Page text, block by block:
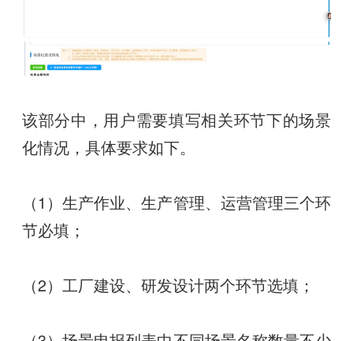
该部分中，用户需要填写相关环节下的场景
化情况，具体要求如下。
（1）生产作业、生产管理、运营管理三个环
节必填；
（2）工厂建设、研发设计两个环节选填；